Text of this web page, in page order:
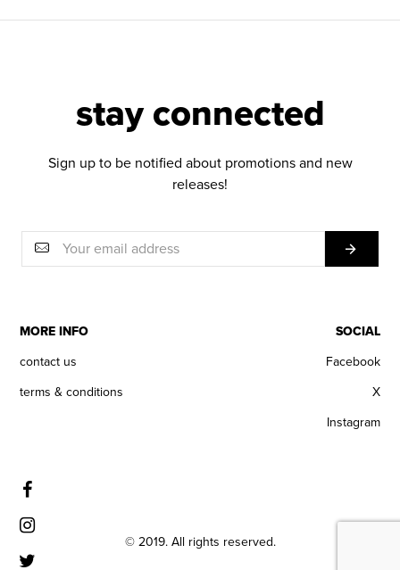
stay connected
Sign up to be notified about promotions and new
releases!
MORE INFO
contact us
terms & conditions
SOCIAL
Facebook
X
Instagram
© 2019. All rights reserved.